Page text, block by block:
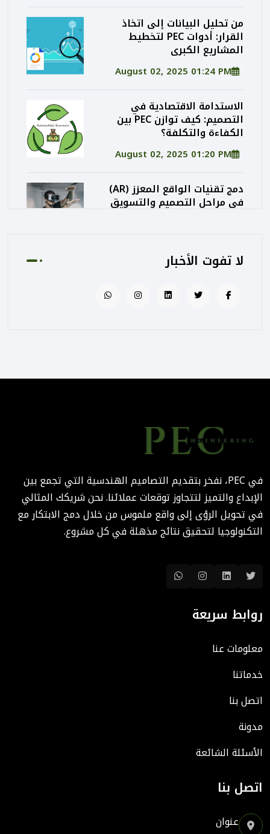
من تحليل البيانات إلى اتخاذ
القرار: أدوات PEC لتخطيط
المشاريع الكبرى
August 02, 2025 01:24 PM
الاستدامة الاقتصادية في
التصميم: كيف توازن PEC بين
الكفاءة والتكلفة؟
August 02, 2025 01:20 PM
دمج تقنيات الواقع المعزز (AR)
في مراحل التصميم والتسويق
كيف تساهم PEC في رفع جودة
الإشراف المتكامل؟
المباني أكثر إنسانية
الهندسة الرقمية في المشاريع
August 02, 2025 12:46 PM
لا تفوت الأخبار
في PEC، نفخر بتقديم التصاميم الهندسية التي تجمع بين
الإبداع والتميز لتتجاوز توقعات عملائنا. نحن شريكك المثالي
في تحويل الرؤى إلى واقع ملموس من خلال دمج الابتكار مع
التكنولوجيا لتحقيق نتائج مذهلة في كل مشروع.
روابط سريعة
معلومات عنا
خدماتنا
اتصل بنا
مدونة
الأسئلة الشائعة
اتصل بنا
عنوان